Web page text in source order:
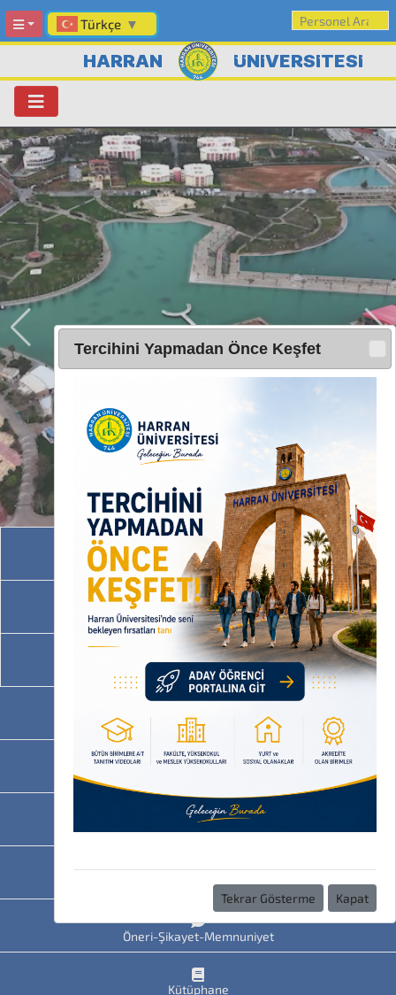
Türkçe ▼
HARRAN ÜNİVERSİTESİ
Akademik Birimler
İdari Birimler
Programlarımız
OBS
HAVİS
Uzaktan Eğitim
Öneri-Şikayet-Memnuniyet
Kütüphane
Tercihini Yapmadan Önce Keşfet
Tekrar Gösterme Kapat